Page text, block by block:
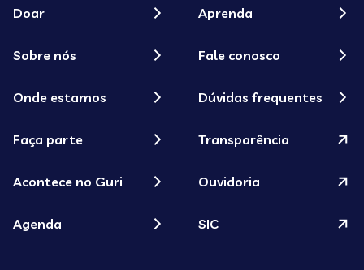
Doar
Sobre nós
Onde estamos
Faça parte
Acontece no Guri
Agenda
Aprenda
Fale conosco
Dúvidas frequentes
Transparência
Ouvidoria
SIC